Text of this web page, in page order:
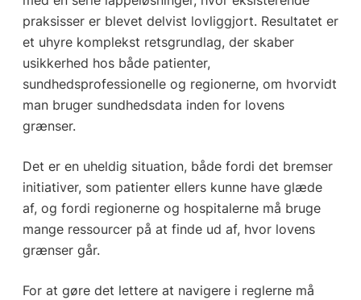
praksisser er blevet delvist lovliggjort. Resultatet er
et uhyre komplekst retsgrundlag, der skaber
usikkerhed hos både patienter,
sundhedsprofessionelle og regionerne, om hvorvidt
man bruger sundhedsdata inden for lovens
grænser.
Det er en uheldig situation, både fordi det bremser
initiativer, som patienter ellers kunne have glæde
af, og fordi regionerne og hospitalerne må bruge
mange ressourcer på at finde ud af, hvor lovens
grænser går.
For at gøre det lettere at navigere i reglerne må